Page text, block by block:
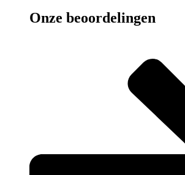
Onze beoordelingen